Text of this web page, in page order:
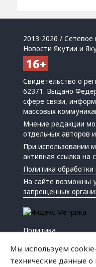
2013-2026 /
Новости Якутии и
Свидетельство о
62371. Выдано
сфере связи,
массовых
Мнение редакции
отдельных авторов
При использовании
активная ссылка на
Политика
На сайте возможны
запрещенных
Политика
Мы используем
технические данные